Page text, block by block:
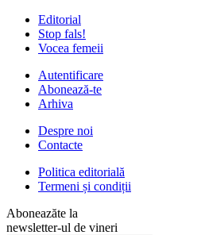
Editorial
Stop fals!
Vocea femeii
Autentificare
Abonează-te
Arhiva
Despre noi
Contacte
Politica editorială
Termeni și condiții
Aboneazăte la
newsletter-ul de vineri